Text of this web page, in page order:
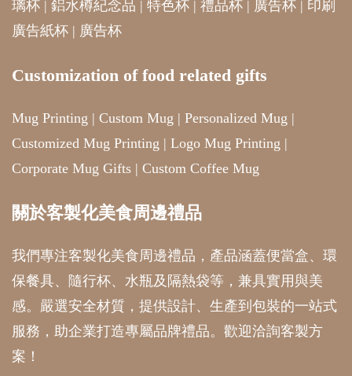
璃杯 | 鋁水樽紀念品 | 特色杯 | 禮品杯 | 廣告杯 | 印刷
廣告紙杯 | 廣告杯
Customization of food related gifts
Mug Printing | Custom Mug | Personalized Mug |
Customized Mug Printing | Logo Mug Printing |
Corporate Mug Gifts | Custom Coffee Mug
關於客製化美食周邊禮品
我們專注客製化美食周邊禮品，產品涵蓋便當盒、環
保餐具、隨行杯、水瓶及隔熱袋等，兼具實用與美
感。嚴選安全材質，提供設計、生產到包裝的一站式
服務，助企業打造專屬品牌禮品。歡迎洽詢客製方
案！